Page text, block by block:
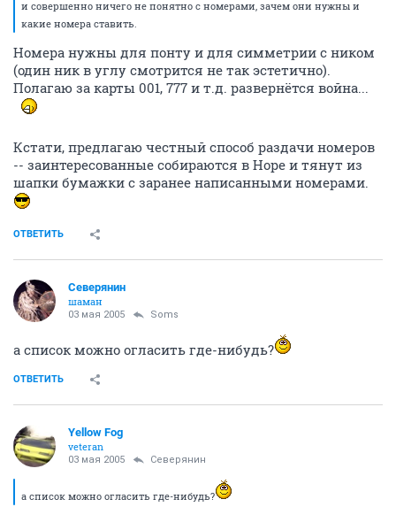
и совершенно ничего не понятно с номерами, зачем они нужны и
какие номера ставить.
Номера нужны для понту и для симметрии с ником
(один ник в углу смотрится не так эстетично).
Полагаю за карты 001, 777 и т.д. развернётся война...
Кстати, предлагаю честный способ раздачи номеров
-- заинтересованные собираются в Норе и тянут из
шапки бумажки с заранее написанными номерами.
ОТВЕТИТЬ
Северянин
шаман
03 мая 2005 Soms
а список можно огласить где-нибудь?
ОТВЕТИТЬ
Yellow Fog
veteran
03 мая 2005 Северянин
а список можно огласить где-нибудь?